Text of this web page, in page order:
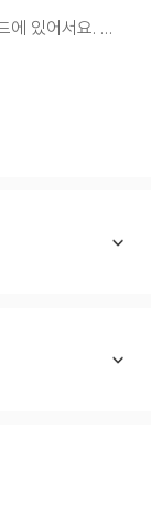
이 상품명은 스트레이트인데 카테고리는 와이드에 있어서요. 기존 스트레이트 스웨트팬츠보다 와이드하게 나온 디자인인가요?